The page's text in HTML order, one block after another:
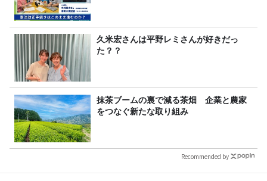
久米宏さんは平野レミさんが好きだっ
た？？
抹茶ブームの裏で減る茶畑 企業と農家
をつなぐ新たな取り組み
Recommended by